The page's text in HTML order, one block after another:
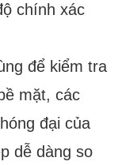
chính xác
để kiểm tra
mặt, các
đại của
dễ dàng so